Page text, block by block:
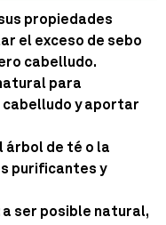
propiedades
el exceso de sebo
cabelludo.
para
cabelludo y aportar
árbol de té o la
purificantes y
a ser posible natural,